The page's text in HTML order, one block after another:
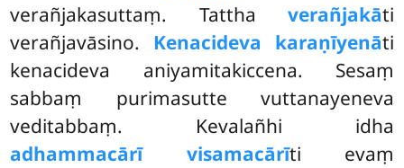
verañjakasuttaṃ. Tattha verañjakāti
verañjavāsino. Kenacideva karaṇīyenāti
kenacideva aniyamitakiccena. Sesaṃ
sabbaṃ purimasutte vuttanayeneva
veditabbaṃ. Kevalañhi idha
adhammacārī visamacārīti evaṃ